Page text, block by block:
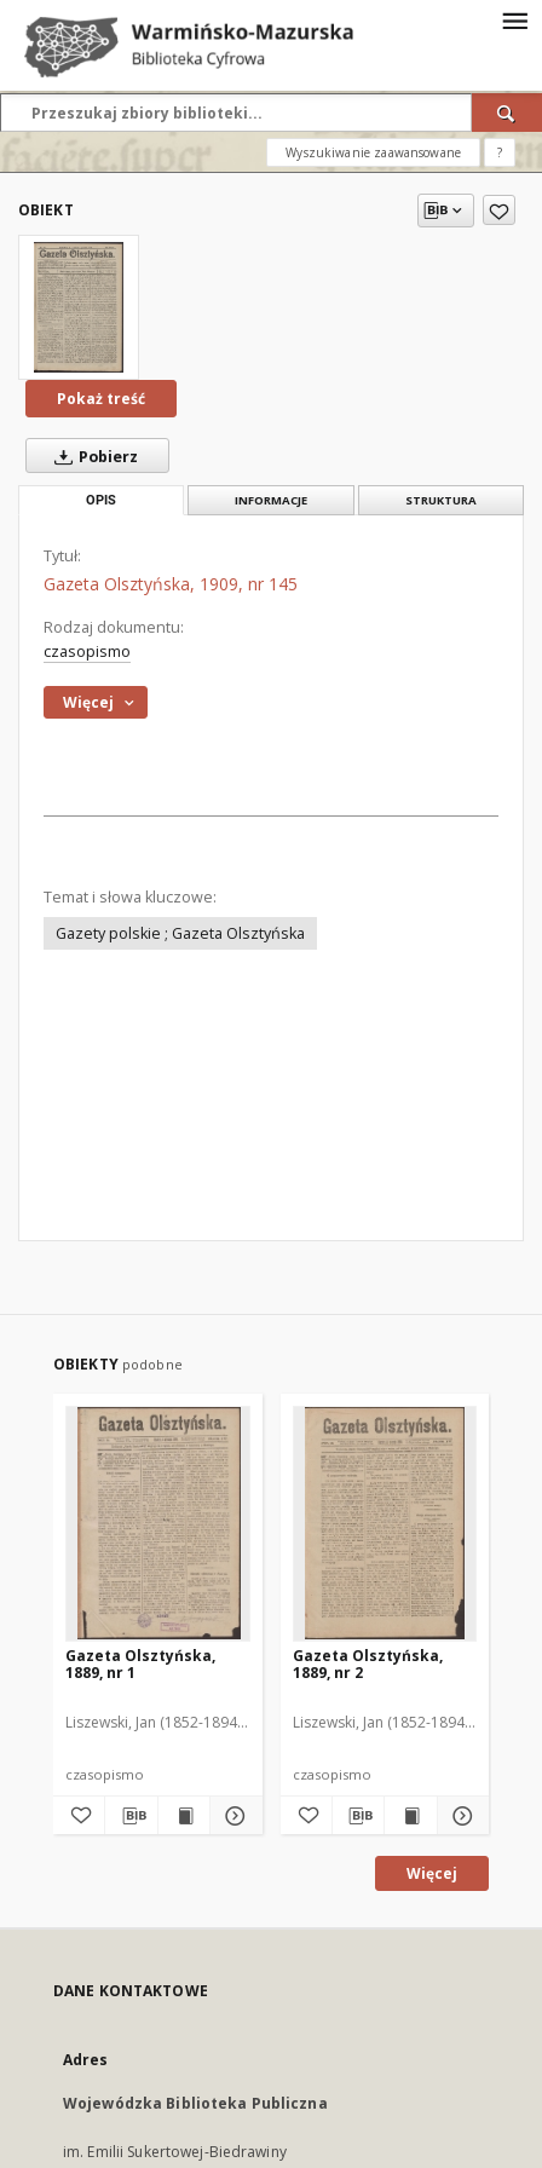
Wyszukiwanie zaawansowane ?
OBIEKT
Pokaż treść
Pobierz
OPIS INFORMACJE STRUKTURA
Tytuł:
Gazeta Olsztyńska, 1909, nr 145
Rodzaj dokumentu:
czasopismo
Więcej
Temat i słowa kluczowe:
Gazety polskie ; Gazeta Olsztyńska
OBIEKTY podobne
Gazeta Olsztyńska,
1889, nr 1
Liszewski, Jan (1852-1894). Red.
czasopismo
Gazeta Olsztyńska,
1889, nr 2
Liszewski, Jan (1852-1894). Red.
czasopismo
Więcej
DANE KONTAKTOWE
Adres
Wojewódzka Biblioteka Publiczna
im. Emilii Sukertowej-Biedrawiny